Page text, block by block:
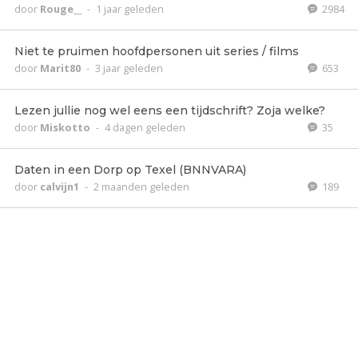
door Rouge__ - 1 jaar geleden 2984
Niet te pruimen hoofdpersonen uit series / films
door Marit80 - 3 jaar geleden 653
Lezen jullie nog wel eens een tijdschrift? Zoja welke?
door Miskotto - 4 dagen geleden 35
Daten in een Dorp op Texel (BNNVARA)
door calvijn1 - 2 maanden geleden 189